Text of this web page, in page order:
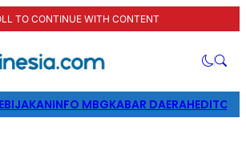
TO CONTINUE WITH CONTENT
INFO MBGKABAR DAERAH